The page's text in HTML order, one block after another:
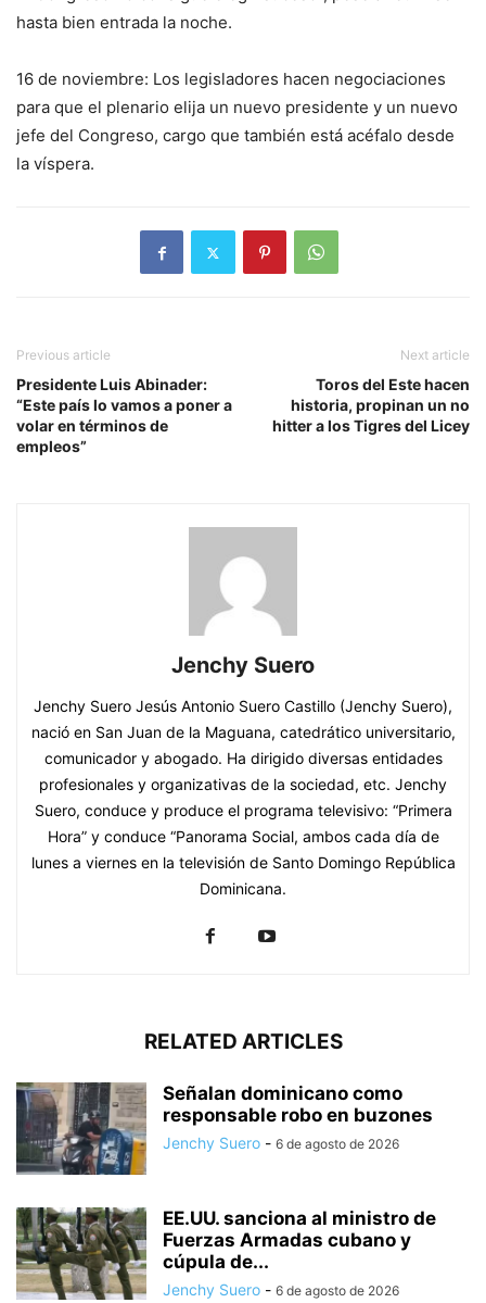
hasta bien entrada la noche.
16 de noviembre: Los legisladores hacen negociaciones
para que el plenario elija un nuevo presidente y un nuevo
jefe del Congreso, cargo que también está acéfalo desde
la víspera.
Previous article
Presidente Luis Abinader:
“Este país lo vamos a poner a
volar en términos de
empleos”
Next article
Toros del Este hacen
historia, propinan un no
hitter a los Tigres del Licey
Jenchy Suero
Jenchy Suero Jesús Antonio Suero Castillo (Jenchy Suero),
nació en San Juan de la Maguana, catedrático universitario,
comunicador y abogado. Ha dirigido diversas entidades
profesionales y organizativas de la sociedad, etc. Jenchy
Suero, conduce y produce el programa televisivo: “Primera
Hora” y conduce “Panorama Social, ambos cada día de
lunes a viernes en la televisión de Santo Domingo República
Dominicana.
RELATED ARTICLES
Señalan dominicano como
responsable robo en buzones
Jenchy Suero - 6 de agosto de 2026
EE.UU. sanciona al ministro de
Fuerzas Armadas cubano y
cúpula de...
Jenchy Suero - 6 de agosto de 2026